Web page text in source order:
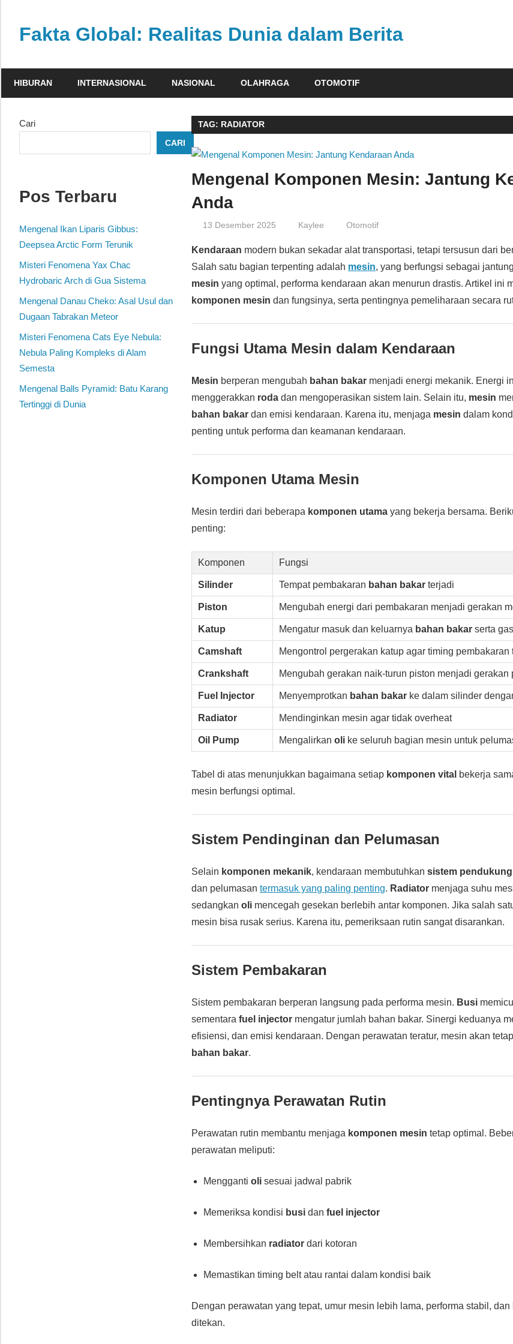
contentFakta Global: Realitas Dunia dalam Berita
faktual
berbagai
pandang
HIBURAN INTERNASIONAL NASIONAL OLAHRAGA OTOMOTIF
TAG: RADIATOR
Mengenal Komponen Mesin: Jantung
Anda
13 Desember 2025 Kaylee Otomotif
Kendaraan modern bukan sekadar alat transportasi, tetapi tersusun dari
Salah satu bagian terpenting adalah mesin, yang berfungsi sebagai
mesin yang optimal, performa kendaraan akan menurun drastis. Artikel ini
komponen mesin dan fungsinya, serta pentingnya pemeliharaan secara
Fungsi Utama Mesin dalam Kendaraan
Mesin berperan mengubah bahan bakar menjadi energi mekanik. Energi
menggerakkan roda dan mengoperasikan sistem lain. Selain itu, mesin
bahan bakar dan emisi kendaraan. Karena itu, menjaga mesin dalam
penting untuk performa dan keamanan kendaraan.
Komponen Utama Mesin
Mesin terdiri dari beberapa komponen utama yang bekerja bersama.
penting:
Komponen Fungsi
Silinder Tempat pembakaran bahan bakarterjadi
Piston Mengubah energi dari pembakaran menjadi gerakan
Katup Mengatur masuk dan keluarnya bahan bakarserta
Camshaft Mengontrol pergerakan katup agar timing pembakaran
Crankshaft Mengubah gerakan naik-turun piston menjadi gerakan
Fuel Injector Menyemprotkan bahan bakarke dalam silinder
Radiator Mendinginkan mesin agar tidak overheat
Oil Pump Mengalirkan olike seluruh bagian mesin untuk
Tabel di atas menunjukkan bagaimana setiap komponen vital bekerja
mesin berfungsi optimal.
Sistem Pendinginan dan Pelumasan
Selain komponen mekanik, kendaraan membutuhkansistem pendukung
dan pelumasantermasuk yang paling penting. Radiator menjaga suhu
sedangkanoli mencegah gesekan berlebih antar komponen. Jika salah
mesin bisa rusak serius. Karena itu, pemeriksaan rutin sangat disarankan.
Sistem Pembakaran
Sistem pembakaran berperan langsung pada performa mesin. Busi
sementarafuel injector mengatur jumlah bahan bakar. Sinergi keduanya
efisiensi, dan emisi kendaraan. Dengan perawatan teratur, mesin akan
bahan bakar.
Pentingnya Perawatan Rutin
Perawatan rutin membantu menjaga komponen mesin tetap optimal.
perawatan meliputi:
Menggantioli sesuai jadwal pabrik
Memeriksa kondisi busi danfuel injector
Membersihkan radiator dari kotoran
Memastikan timing belt atau rantai dalam kondisi baik
Dengan perawatan yang tepat, umur mesin lebih lama, performa stabil,
ditekan.
Cari
CARI
Pos Terbaru
Mengenal Ikan Liparis Gibbus:
Deepsea Arctic Form Terunik
Misteri Fenomena Yax Chac
Hydrobaric Arch di Gua Sistema
Mengenal Danau Cheko: Asal Usul dan
Dugaan Tabrakan Meteor
Misteri Fenomena Cats Eye Nebula:
Nebula Paling Kompleks di Alam
Semesta
Mengenal Balls Pyramid: Batu Karang
Tertinggi di Dunia